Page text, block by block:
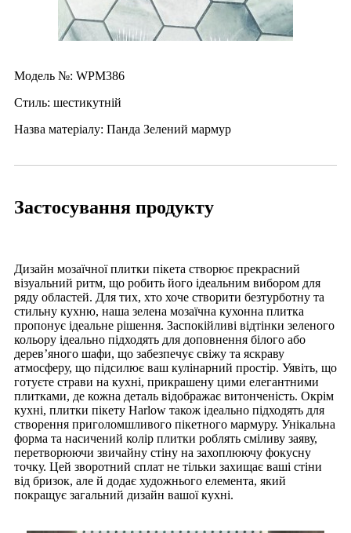
Модель №: WPM386
Стиль: шестикутній
Назва матеріалу: Панда Зелений мармур
Застосування продукту
Дизайн мозаїчної плитки пікета створює прекрасний
візуальний ритм, що робить його ідеальним вибором для
ряду областей. Для тих, хто хоче створити безтурботну та
стильну кухню, наша зелена мозаїчна кухонна плитка
пропонує ідеальне рішення. Заспокійливі відтінки зеленого
кольору ідеально підходять для доповнення білого або
дерев’яного шафи, що забезпечує свіжу та яскраву
атмосферу, що підсилює ваш кулінарний простір. Уявіть, що
готуєте страви на кухні, прикрашену цими елегантними
плитками, де кожна деталь відображає витонченість. Окрім
кухні, плитки пікету Harlow також ідеально підходять для
створення приголомшливого пікетного мармуру. Унікальна
форма та насичений колір плитки роблять сміливу заяву,
перетворюючи звичайну стіну на захоплюючу фокусну
точку. Цей зворотний сплат не тільки захищає ваші стіни
від бризок, але й додає художнього елемента, який
покращує загальний дизайн вашої кухні.